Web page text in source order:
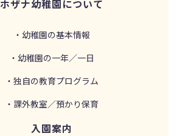
ホザナ幼稚園について
・幼稚園の基本情報
・幼稚園の一年／一日
・独自の教育プログラム
・課外教室／預かり保育
入園案内